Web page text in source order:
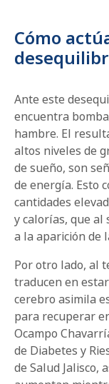
Cómo
Ante este
encuentra
hambre. El
altos niveles de
de sueño, son
de energía. Esto
cantidades
y calorías, que al
a la aparición de
Por otro lado, al
traducen en
cerebro asimila
para recuperar
Ocampo
de Diabetes y
de Salud Jalisco,